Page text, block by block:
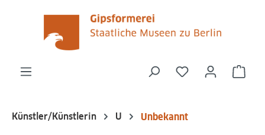
springen
Du hast 0
Künstler/Künstlerin U Unbekannt